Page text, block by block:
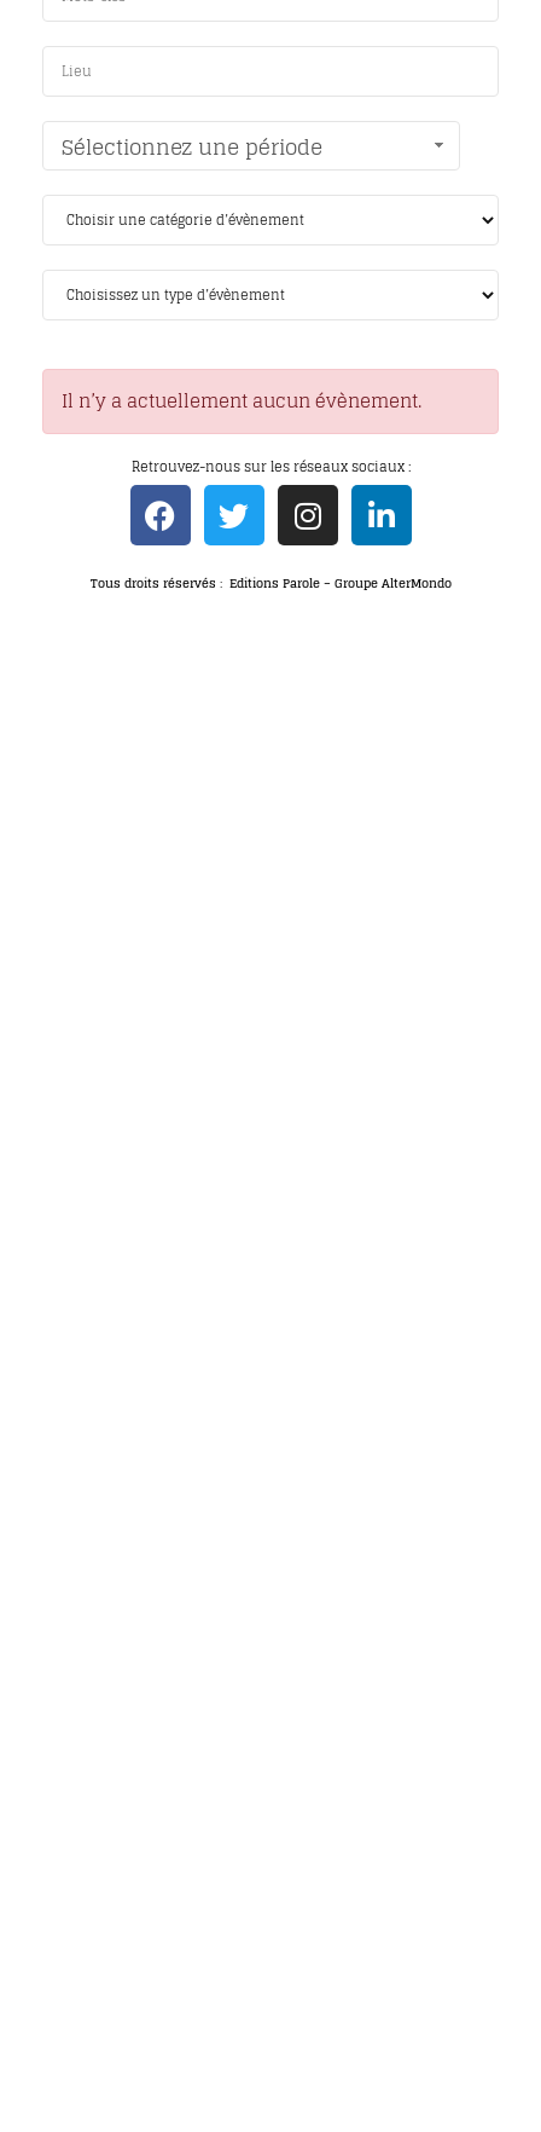
Sélectionnez une période
Il n’y a actuellement aucun évènement.
Retrouvez-nous sur les réseaux sociaux :
Tous droits réservés : Editions Parole – Groupe AlterMondo